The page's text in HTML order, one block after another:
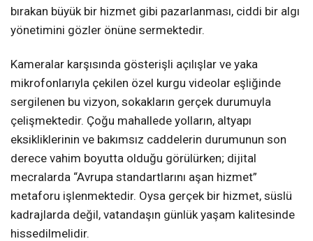
bırakan büyük bir hizmet gibi pazarlanması, ciddi bir algı
yönetimini gözler önüne sermektedir.
Kameralar karşısında gösterişli açılışlar ve yaka
mikrofonlarıyla çekilen özel kurgu videolar eşliğinde
sergilenen bu vizyon, sokakların gerçek durumuyla
çelişmektedir. Çoğu mahallede yolların, altyapı
eksikliklerinin ve bakımsız caddelerin durumunun son
derece vahim boyutta olduğu görülürken; dijital
mecralarda “Avrupa standartlarını aşan hizmet”
metaforu işlenmektedir. Oysa gerçek bir hizmet, süslü
kadrajlarda değil, vatandaşın günlük yaşam kalitesinde
hissedilmelidir.